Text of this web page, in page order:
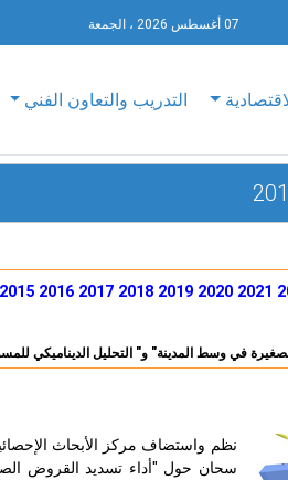
07 أغسطس 2026 ، الجمعة
التدريب والتعاون الفني
2021
2020
2019
2018
2017
2016
2015
في وسط المدينة" و" التحليل الديناميكي
نظم واستضاف مركز الأبحاث
سحان حول "أداء تسديد القروض